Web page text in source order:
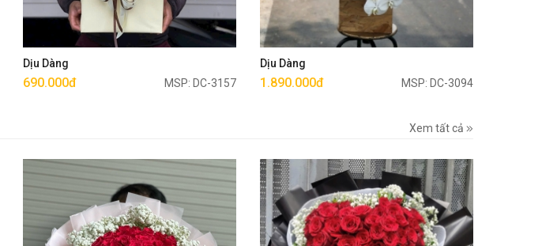
Dịu Dàng
690.000đ MSP: DC-3157
Mua ngay
Dịu Dàng
1.890.000đ MSP: DC-3094
Mua ngay
Xem tất cả